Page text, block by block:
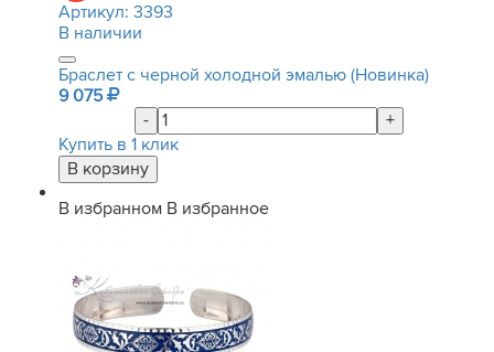
Артикул: 3393
В наличии
Браслет с черной холодной эмалью (Новинка)
9 075
-
+
Купить в 1 клик
В избранном В избранное